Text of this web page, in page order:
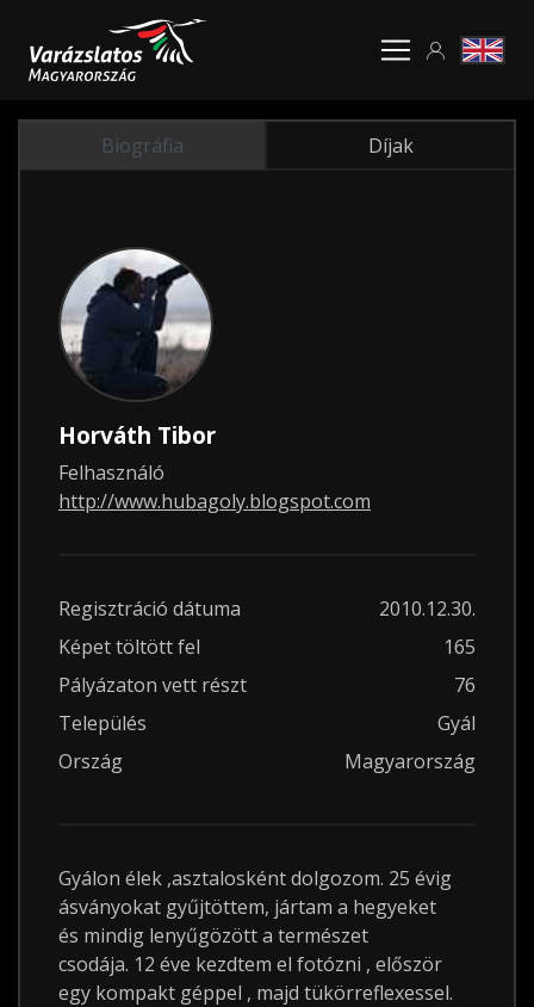
Biográfia Díjak
Horváth Tibor
Felhasználó
http://www.hubagoly.blogspot.com
Regisztráció dátuma
2010.12.30.
Képet töltött fel
165
Pályázaton vett részt
76
Település
Gyál
Ország
Magyarország
Gyálon élek ,asztalosként dolgozom. 25 évig
ásványokat gyűjtöttem, jártam a hegyeket
és mindig lenyűgözött a természet
csodája. 12 éve kezdtem el fotózni , először
egy kompakt géppel , majd tükörreflexessel.